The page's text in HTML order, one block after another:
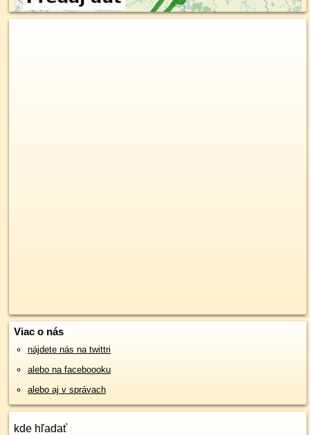
Viac o nás
nájdete nás na twittri
alebo na faceboooku
alebo aj v správach
kde hľadať